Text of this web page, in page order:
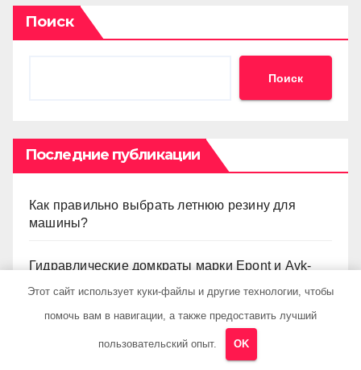
Поиск
Поиск
Последние публикации
Как правильно выбрать летнюю резину для
машины?
Гидравлические домкраты марки Epont и Avk-
Этот сайт использует куки-файлы и другие технологии, чтобы
помочь вам в навигации, а также предоставить лучший
пользовательский опыт. OK